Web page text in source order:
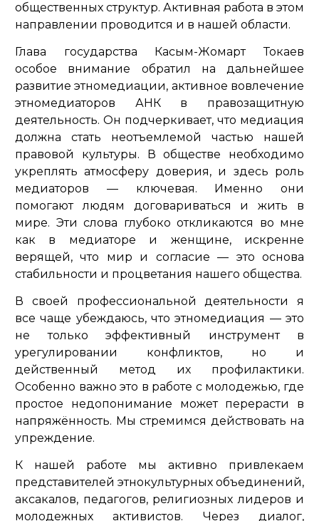
общественных структур. Активная работа в этом
направлении проводится и в нашей области.
Глава государства Касым-Жомарт Токаев
особое внимание обратил на дальнейшее
развитие этномедиации, активное вовлечение
этномедиаторов АНК в правозащитную
деятельность. Он подчеркивает, что медиация
должна стать неотъемлемой частью нашей
правовой культуры. В обществе необходимо
укреплять атмосферу доверия, и здесь роль
медиаторов — ключевая. Именно они
помогают людям договариваться и жить в
мире. Эти слова глубоко откликаются во мне
как в медиаторе и женщине, искренне
верящей, что мир и согласие — это основа
стабильности и процветания нашего общества.
В своей профессиональной деятельности я
все чаще убеждаюсь, что этномедиация — это
не только эффективный инструмент в
урегулировании конфликтов, но и
действенный метод их профилактики.
Особенно важно это в работе с молодежью, где
простое недопонимание может перерасти в
напряжённость. Мы стремимся действовать на
упреждение.
К нашей работе мы активно привлекаем
представителей этнокультурных объединений,
аксакалов, педагогов, религиозных лидеров и
молодежных активистов. Через диалог,